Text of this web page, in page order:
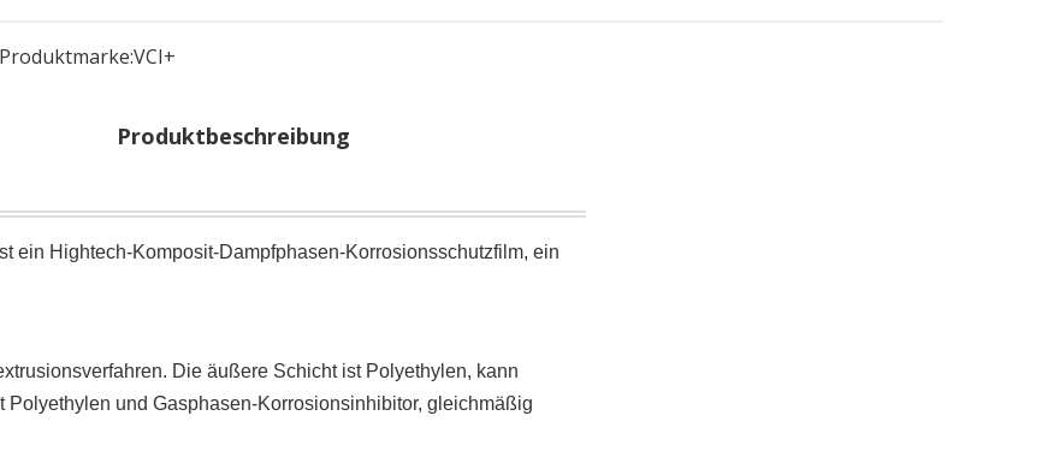
Produktmarke:VCI+
Produktbeschreibung
ein Hightech-Komposit-Dampfphasen-Korrosionsschutzfilm, ein
Die äußere Schicht ist Polyethylen, kann
und Gasphasen-Korrosionsinhibitor, gleichmäßig